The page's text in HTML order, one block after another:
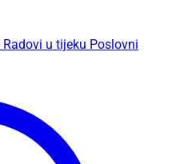
Radovi u tijeku Poslovni